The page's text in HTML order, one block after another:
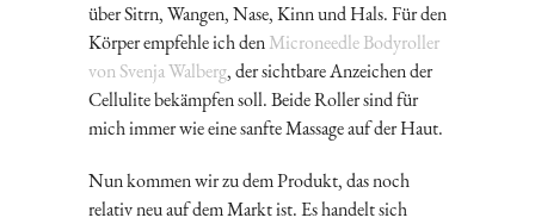
über Sitrn, Wangen, Nase, Kinn und Hals. Für den
Körper empfehle ich denMicroneedle Bodyroller
von Svenja Walberg, der sichtbare Anzeichen der
Cellulite bekämpfen soll. Beide Roller sind für
mich immer wie eine sanfte Massage auf der Haut.
Nun kommen wir zu dem Produkt, das noch
relativ neu auf dem Markt ist. Es handelt sich